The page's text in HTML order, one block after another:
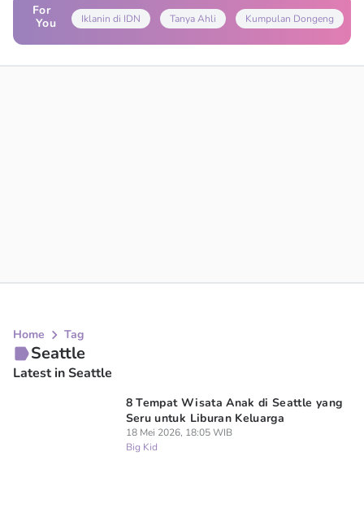
For
You
Iklanin di IDN Tanya Ahli Kumpulan Dongeng
Home Tag
Seattle
Latest in Seattle
8 Tempat Wisata Anak di Seattle yang
Seru untuk Liburan Keluarga
18 Mei 2026, 18:05 WIB
Big Kid